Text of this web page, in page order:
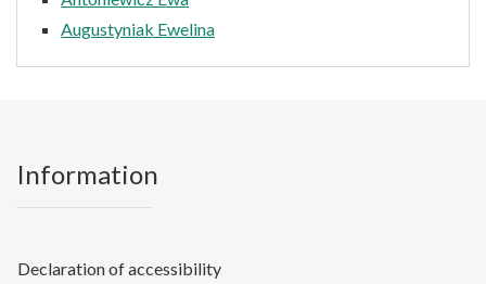
Augustyniak Ewelina
Information
Declaration of accessibility